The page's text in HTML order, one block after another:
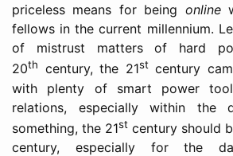
priceless means for being online
fellows in the current millennium.
of mistrust matters of hard
20th century, the 21stcentury
with plenty of smart power
relations, especially within the
something, the 21st century should
century, especially for the